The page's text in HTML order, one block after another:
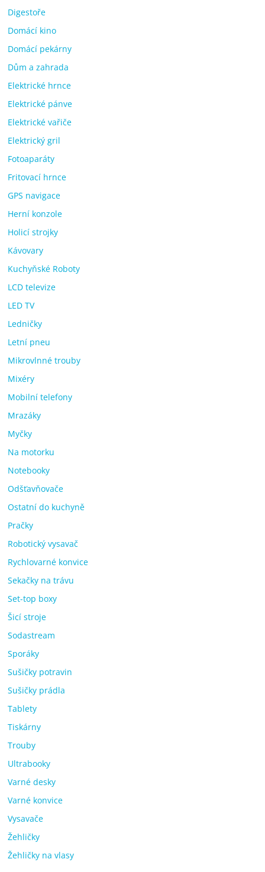
Digestoře
Domácí kino
Domácí pekárny
Dům a zahrada
Elektrické hrnce
Elektrické pánve
Elektrické vařiče
Elektrický gril
Fotoaparáty
Fritovací hrnce
GPS navigace
Herní konzole
Holicí strojky
Kávovary
Kuchyňské Roboty
LCD televize
LED TV
Ledničky
Letní pneu
Mikrovlnné trouby
Mixéry
Mobilní telefony
Mrazáky
Myčky
Na motorku
Notebooky
Odšťavňovače
Ostatní do kuchyně
Pračky
Robotický vysavač
Rychlovarné konvice
Sekačky na trávu
Set-top boxy
Šicí stroje
Sodastream
Sporáky
Sušičky potravin
Sušičky prádla
Tablety
Tiskárny
Trouby
Ultrabooky
Varné desky
Varné konvice
Vysavače
Žehličky
Žehličky na vlasy